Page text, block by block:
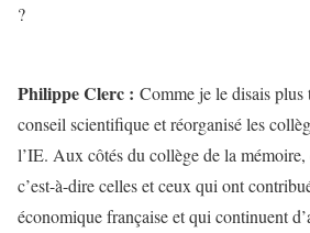
?
Philippe Clerc : Comme je le disais plus
conseil scientifique et réorganisé les
l’IE. Aux côtés du collège de la mémoire,
c’est-à-dire celles et ceux qui ont
économique française et qui continuent